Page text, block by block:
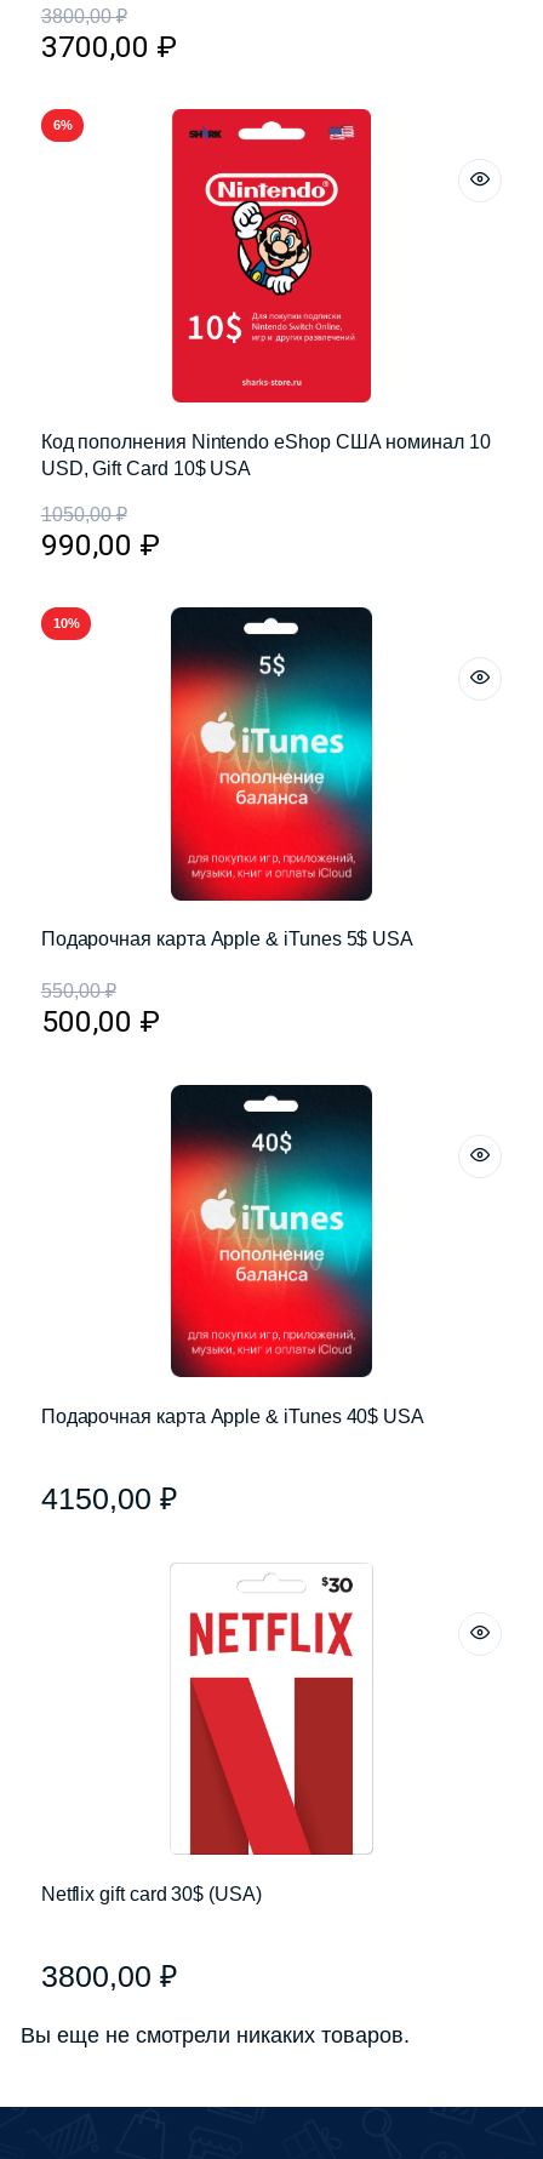
3800,00₽
3700,00 ₽
6%
Код пополнения Nintendo eShop США номинал 10
USD, Gift Card 10$ USA
1050,00₽
990,00 ₽
10%
Подарочная карта Apple & iTunes 5$ USA
550,00₽
500,00 ₽
Подарочная карта Apple & iTunes 40$ USA
4150,00 ₽
Netflix gift card 30$ (USA)
3800,00 ₽
Вы еще не смотрели никаких товаров.